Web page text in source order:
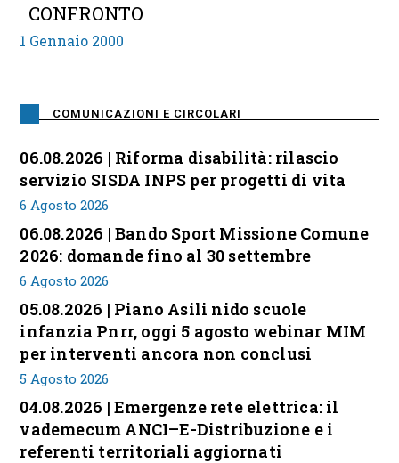
CONFRONTO
1 Gennaio 2000
COMUNICAZIONI E CIRCOLARI
06.08.2026 | Riforma disabilità: rilascio
servizio SISDA INPS per progetti di vita
6 Agosto 2026
06.08.2026 | Bando Sport Missione Comune
2026: domande fino al 30 settembre
6 Agosto 2026
05.08.2026 | Piano Asili nido scuole
infanzia Pnrr, oggi 5 agosto webinar MIM
per interventi ancora non conclusi
5 Agosto 2026
04.08.2026 | Emergenze rete elettrica: il
vademecum ANCI–E-Distribuzione e i
referenti territoriali aggiornati